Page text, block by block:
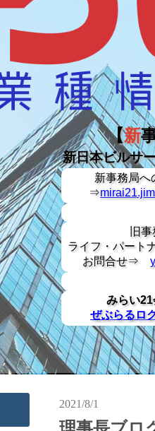
【新
新日本ビルサ
新事務局へ
⇒
旧
ライフ・パート
お問合せ⇒
みらい
ぜぶらるロ
2021/8/1